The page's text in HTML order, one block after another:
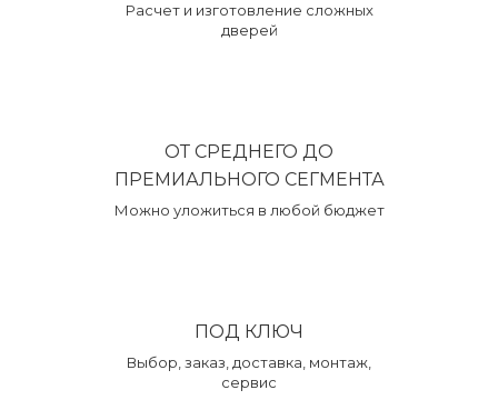
Расчет и изготовление сложных
дверей
ОТ СРЕДНЕГО ДО
ПРЕМИАЛЬНОГО СЕГМЕНТА
Можно уложиться в любой бюджет
ПОД КЛЮЧ
Выбор, заказ, доставка, монтаж,
сервис